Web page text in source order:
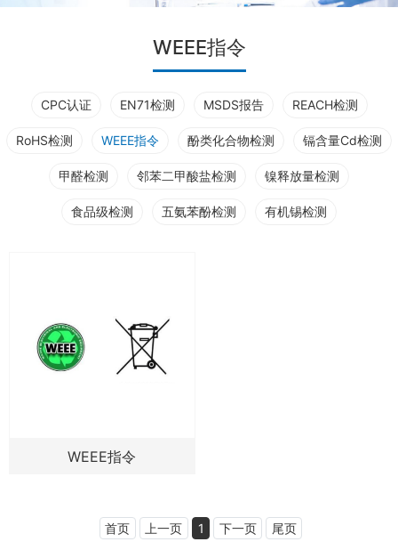
WEEE指令
CPC认证 EN71检测 MSDS报告 REACH检测
RoHS检测 WEEE指令 酚类化合物检测 镉含量Cd检测
甲醛检测 邻苯二甲酸盐检测 镍释放量检测
食品级检测 五氨苯酚检测 有机锡检测
WEEE指令
首页 上一页 1 下一页 尾页